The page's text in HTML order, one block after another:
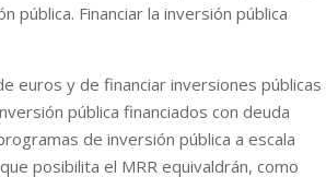
Financiar la inversión pública
euros y de financiar inversiones públicas
pública financiados con deuda
de inversión pública a escala
posibilita el MRR equivaldrán, como